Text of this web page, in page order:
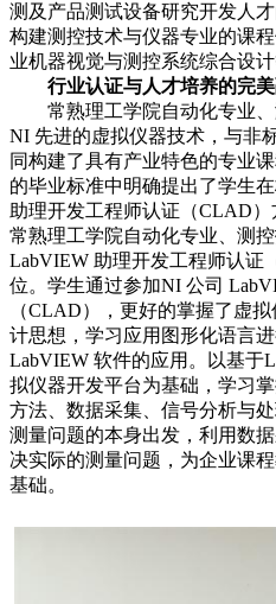
测及产品测试设备研究开发人
构建测控技术与仪器专业的课
业机器视觉与测控系统综合设计
行业认证与人才培养的完
常熟理工学院自动化专业、
NI 先进的虚拟仪器技术，与非
同构建了具有产业特色的专业
的毕业标准中明确提出了学生
助理开发工程师认证（CLAD）
常熟理工学院自动化专业、测
LabVIEW 助理开发工程师认证
位。学生通过参加NI 公司
（CLAD），更好的掌握了虚
计思想，学习应用图形化语言
LabVIEW 软件的应用。以基于
拟仪器开发平台为基础，学习
方法、数据采集、信号分析与
测量问题的本身出发，利用数
决实际的测量问题，为企业课
基础。